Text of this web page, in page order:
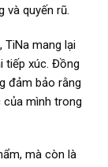
và quyến rũ.
TiNa mang lại
tiếp xúc. Đồng
đảm bảo rằng
mình trong
mà còn là